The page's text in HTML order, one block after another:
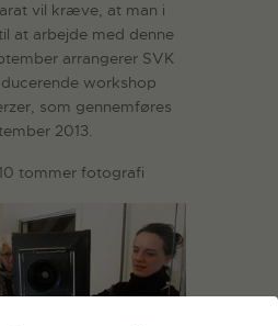
vil kræve, at man i
at arbejde med denne
arrangerer SVK
workshop
som gennemføres
2013.
tommer fotografi